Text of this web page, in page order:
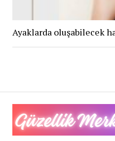
Ayaklarda oluşabilecek